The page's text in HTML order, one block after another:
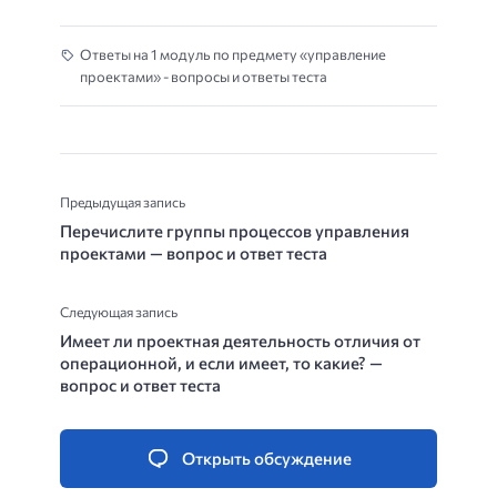
Ответы на 1 модуль по предмету «управление
проектами» - вопросы и ответы теста
Предыдущая запись
Перечислите группы процессов управления
проектами — вопрос и ответ теста
Следующая запись
Имеет ли проектная деятельность отличия от
операционной, и если имеет, то какие? —
вопрос и ответ теста
Открыть обсуждение